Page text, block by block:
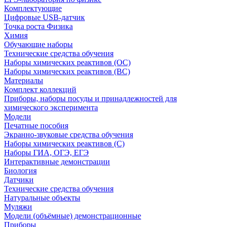
Комплектующие
Цифровые USB-датчик
Точка роста Физика
Химия
Обучающие наборы
Технические средства обучения
Наборы химических реактивов (ОС)
Наборы химических реактивов (ВС)
Материалы
Комплект коллекций
Приборы, наборы посуды и принадлежностей для
химического эксперимента
Модели
Печатные пособия
Экранно-звуковые средства обучения
Наборы химических реактивов (С)
Наборы ГИА, ОГЭ, ЕГЭ
Интерактивные демонстрации
Биология
Датчики
Технические средства обучения
Натуральные объекты
Муляжи
Модели (объёмные) демонстрационные
Приборы